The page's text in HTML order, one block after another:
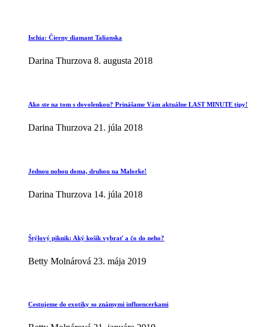
Ischia: Čierny diamant Talianska
Darina Thurzova 8. augusta 2018
Ako ste na tom s dovolenkou? Prinášame Vám aktuálne LAST MINUTE tipy!
Darina Thurzova 21. júla 2018
Jednou nohou doma, druhou na Malorke!
Darina Thurzova 14. júla 2018
Štýlový piknik: Aký košík vybrať a čo do neho?
Betty Molnárová 23. mája 2019
Cestujeme do exotiky so známymi influencerkami